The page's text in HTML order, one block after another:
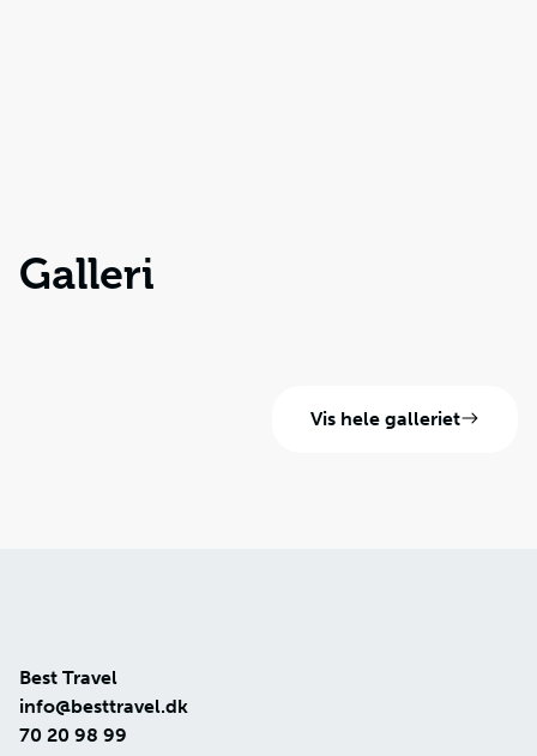
Galleri
Vis hele galleriet
Best Travel
info@besttravel.dk
70 20 98 99